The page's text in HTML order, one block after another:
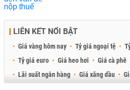
LIÊN KẾT NỔI BẬT
Giá vàng hôm nay Tỷ giá ngoại tệ
Tỷ giá euro
Giá heo hơi Giá cà phê
Lãi suất ngân hàng
Giá xăng dầu